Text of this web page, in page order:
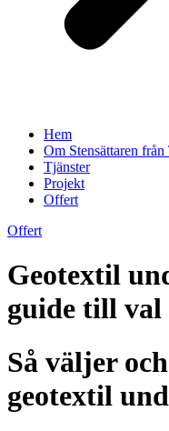
Hem
Om Stensättaren från
Tjänster
Projekt
Offert
Offert
Geotextil
guide till val
Så väljer
geotextil